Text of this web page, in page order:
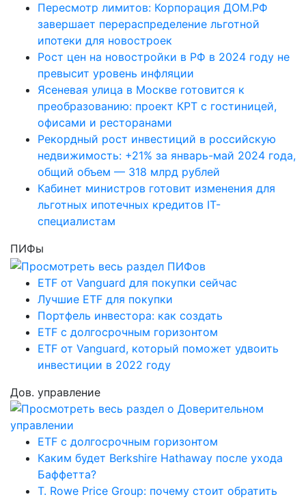
Пересмотр лимитов: Корпорация ДОМ.РФ
завершает перераспределение льготной
ипотеки для новостроек
Рост цен на новостройки в РФ в 2024 году не
превысит уровень инфляции
Ясеневая улица в Москве готовится к
преобразованию: проект КРТ с гостиницей,
офисами и ресторанами
Рекордный рост инвестиций в российскую
недвижимость: +21% за январь-май 2024 года,
общий объем — 318 млрд рублей
Кабинет министров готовит изменения для
льготных ипотечных кредитов IT-
специалистам
ПИФы
ETF от Vanguard для покупки сейчас
Лучшие ETF для покупки
Портфель инвестора: как создать
ETF с долгосрочным горизонтом
ETF от Vanguard, который поможет удвоить
инвестиции в 2022 году
Дов. управление
ETF с долгосрочным горизонтом
Каким будет Berkshire Hathaway после ухода
Баффетта?
T. Rowe Price Group: почему стоит обратить